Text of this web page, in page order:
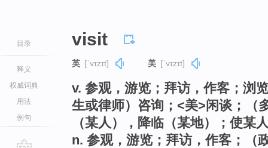
目录
释义
权威词典
用法
例句
visit
英 [ˈvɪzɪt] 美 [ˈvɪzɪt]
v. 参观，游览；拜访，作客；浏
生或律师）咨询；<美>闲谈；（
（某人），降临（某地）；使某
n. 参观，游览；拜访，作客；（